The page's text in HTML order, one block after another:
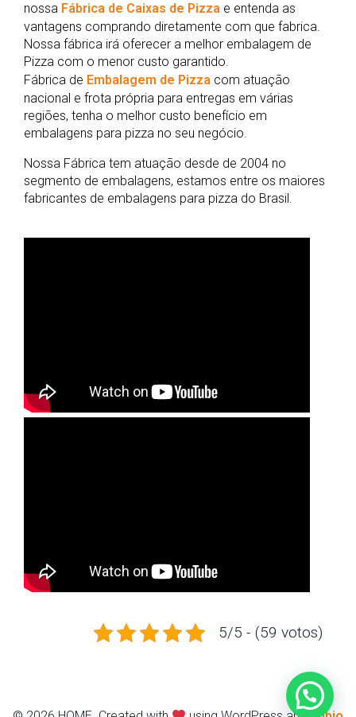
nossa Fábrica de Caixas de Pizza e entenda as
vantagens comprando diretamente com que fabrica.
Nossa fábrica irá oferecer a melhor embalagem de
Pizza com o menor custo garantido.
Fábrica de Embalagem de Pizza com atuação
nacional e frota própria para entregas em várias
regiões, tenha o melhor custo benefício em
embalagens para pizza no seu negócio.
Nossa Fábrica tem atuação desde de 2004 no
segmento de embalagens, estamos entre os maiores
fabricantes de embalagens para pizza do Brasil.
5/5 - (59 votos)